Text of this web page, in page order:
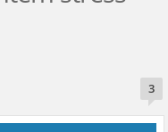
3